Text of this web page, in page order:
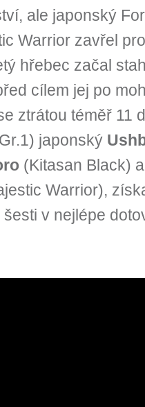
ale japonský
Warrior zavřel
hřebec začal
cílem jej po
ztrátou téměř 11
japonský
(Kitasan Black)
Warrior),
v nejlépe